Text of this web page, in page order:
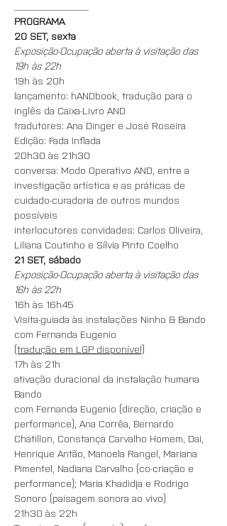
PROGRAMA
20 SET, sexta
Exposição-Ocupação aberta à visitação das
19h às 22h
19h às 20h
lançamento: hANDbook, tradução para o
inglês da Caixa-Livro AND
tradutores: Ana Dinger e José Roseira
Edição: Fada Inflada
20h30 às 21h30
conversa: Modo Operativo AND, entre a
investigação artística e as práticas de
cuidado-curadoria de outros mundos
possíveis
interlocutores convidades: Carlos Oliveira,
Liliana Coutinho e Sílvia Pinto Coelho
21 SET, sábado
Exposição-Ocupação aberta à visitação das
16h às 22h
16h às 16h45
Visita-guiada às instalações Ninho & Bando
com Fernanda Eugenio
(tradução em LGP disponível)
17h às 21h
ativação duracional da instalação humana
Bando
com Fernanda Eugenio (direção, criação e
performance), Ana Corrêa, Bernardo
Chatillon, Constança Carvalho Homem, Dai,
Henrique Antão, Manoela Rangel, Mariana
Pimentel, Nadiana Carvalho (co-criação e
performance); Maria Khadidja e Rodrigo
Sonoro (paisagem sonora ao vivo)
21h30 às 22h